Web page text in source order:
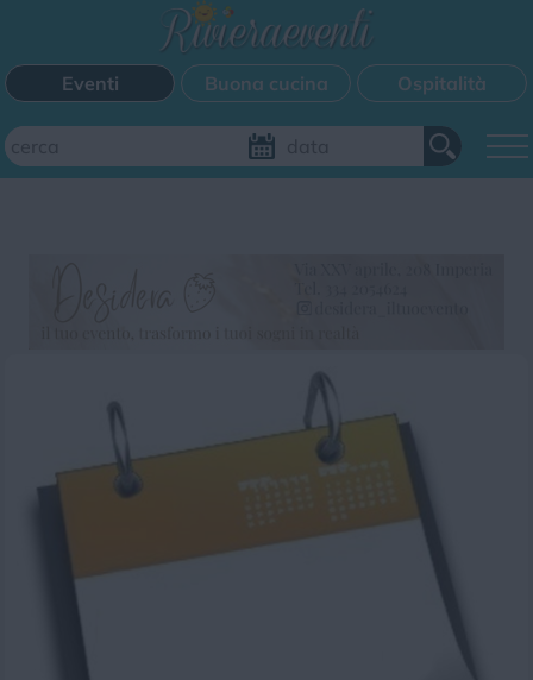
Eventi Buona cucina Ospitalità
CATEGORIE EVENTI
Bimbi Cinema Corsi
SpettacoloSport